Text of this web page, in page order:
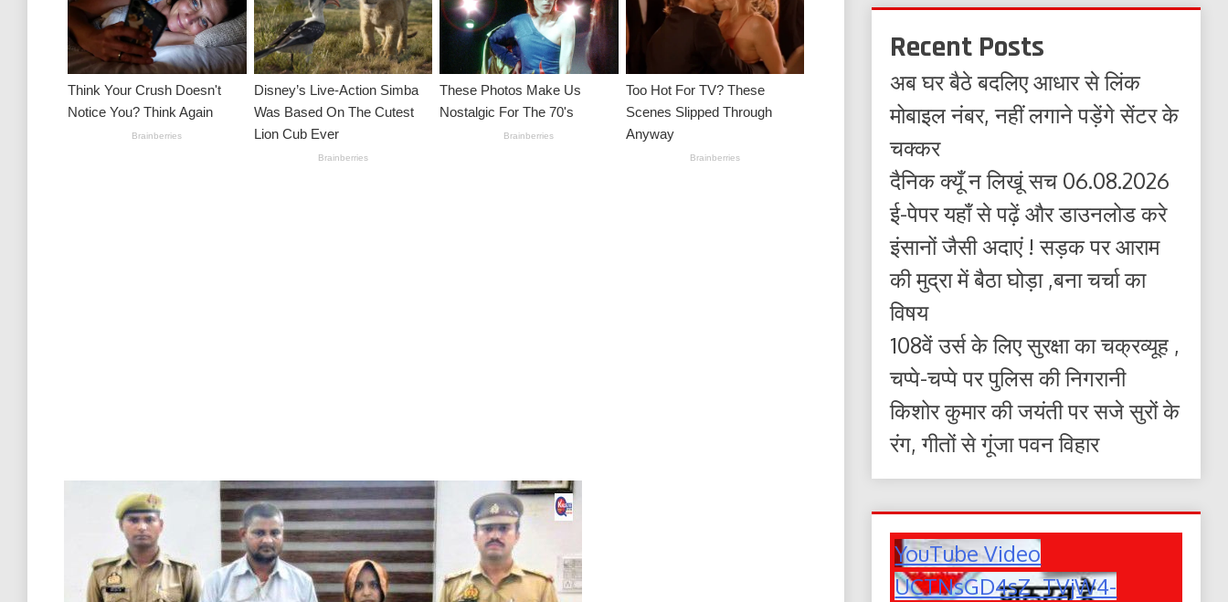
Recent Posts
अब घर बैठे बदलिए आधार से लिंक
मोबाइल नंबर, नहीं लगाने पड़ेंगे सेंटर के
चक्कर
दैनिक क्यूँ न लिखूं सच 06.08.2026
ई-पेपर यहाँ से पढ़ें और डाउनलोड करे
इंसानों जैसी अदाएं ! सड़क पर आराम
की मुद्रा में बैठा घोड़ा ,बना चर्चा का
विषय
108वें उर्स के लिए सुरक्षा का चक्रव्यूह ,
चप्पे-चप्पे पर पुलिस की निगरानी
किशोर कुमार की जयंती पर सजे सुरों के
रंग, गीतों से गूंजा पवन विहार
YouTube Video
UCTNsGD4sZ_TVjW4-